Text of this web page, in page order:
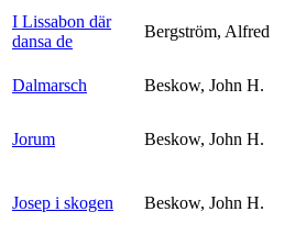
I Lissabon där
dansa de
Bergström, Alfred
Dalmarsch
Beskow, John H.
Jorum Beskow, John H.
Josep i skogen Beskow, John H.